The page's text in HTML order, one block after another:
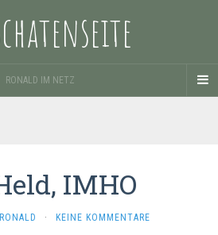
RONALD IM NETZ
IMHO
RONALD · KEINE KOMMENTARE